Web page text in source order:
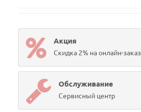
Акция
Скидка 2% на онлайн-заказ
Обслуживание
Сервисный центр